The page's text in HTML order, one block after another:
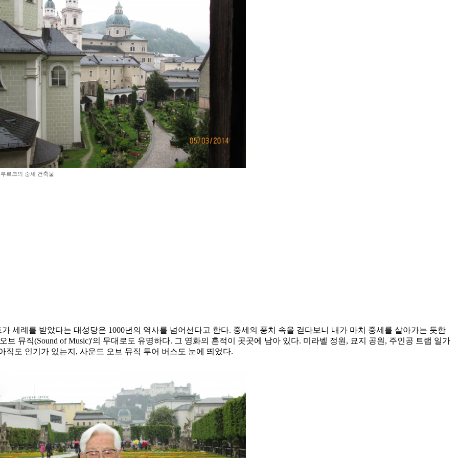
르크의 중세 건축물
세례를 받았다는 대성당은 1000년의 역사를 넘어선다고 한다. 중세의 풍치 속을 걷다보니 내가 마치 중세를 살아가는 듯한
뮤직(Sound of Music)'의 무대로도 유명하다. 그 영화의 흔적이 곳곳에 남아 있다. 미라벨 정원, 묘지 공원, 주인공 트랩 일가
도 인기가 있는지, 사운드 오브 뮤직 투어 버스도 눈에 띄었다.